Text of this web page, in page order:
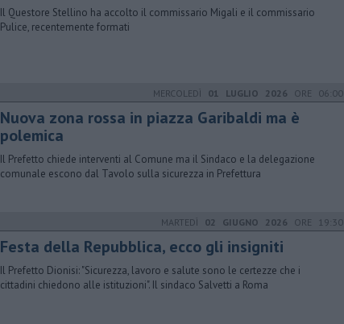
Il Questore Stellino ha accolto il commissario Migali e il commissario
Pulice, recentemente formati
MERCOLEDÌ 01 LUGLIO 2026 ORE 06:00
Nuova zona rossa in piazza Garibaldi ma è
polemica
Il Prefetto chiede interventi al Comune ma il Sindaco e la delegazione
comunale escono dal Tavolo sulla sicurezza in Prefettura
MARTEDÌ 02 GIUGNO 2026 ORE 19:30
Festa della Repubblica, ecco gli insigniti
Il Prefetto Dionisi: "Sicurezza, lavoro e salute sono le certezze che i
cittadini chiedono alle istituzioni". Il sindaco Salvetti a Roma